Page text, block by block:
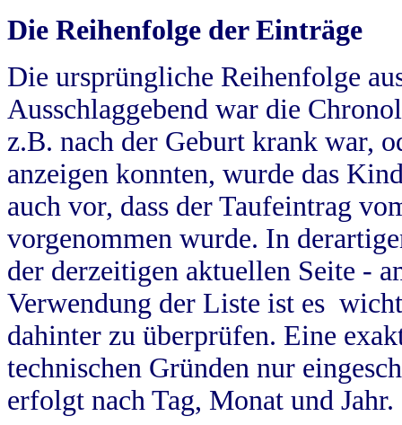
Die Reihenfolge der Einträge
Die ursprüngliche Reihenfolge
Ausschlaggebend war die
z.B. nach der Geburt krank war,
anzeigen konnten, wurde das
auch vor, dass der Taufeintrag
vorgenommen wurde. In
der derzeitigen aktuellen Seite -
Verwendung der Liste ist es
dahinter zu überprüfen. Eine
technischen Gründen nur
erfolgt nach Tag, Monat und Jahr.